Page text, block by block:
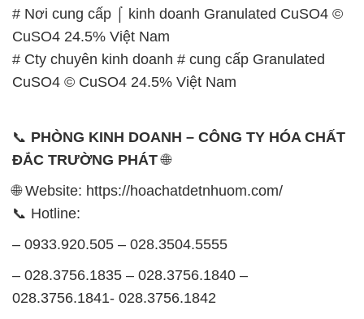
# Nơi cung cấp ⌠ kinh doanh Granulated CuSO4 ©
CuSO4 24.5% Việt Nam
# Cty chuyên kinh doanh # cung cấp Granulated
CuSO4 © CuSO4 24.5% Việt Nam
📞 PHÒNG KINH DOANH – CÔNG TY HÓA CHẤT
ĐẮC TRƯỜNG PHÁT🌐
🌐 Website: https://hoachatdetnhuom.com/
📞 Hotline:
– 0933.920.505 – 028.3504.5555
– 028.3756.1835 – 028.3756.1840 –
028.3756.1841- 028.3756.1842